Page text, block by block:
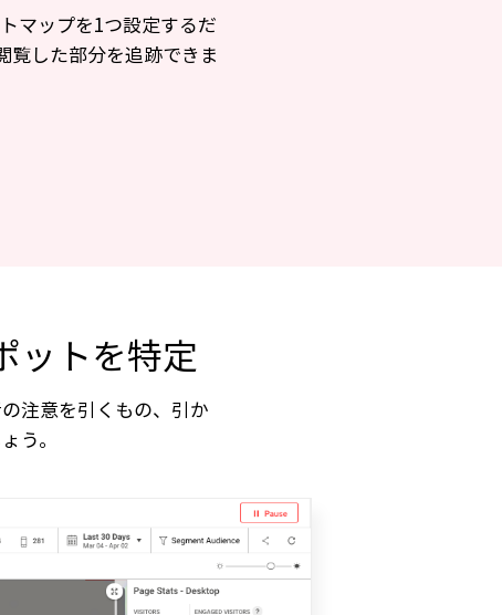
マップを1つ設定するだ
覧した部分を追跡できま
ットを特定
注意を引くもの、引か
う。